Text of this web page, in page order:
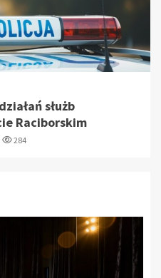
służb
Raciborskim
284